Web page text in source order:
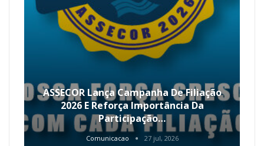
ASSECOR Lança Campanha De Filiação
2026 E Reforça Importância Da
Participação…
Comunicacao 27 jul, 2026